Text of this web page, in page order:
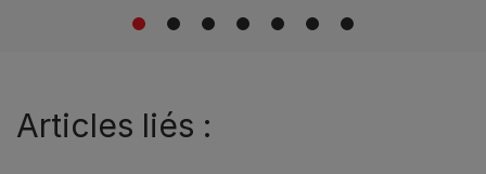
1 2 3 4 5 6 7
Articles liés :